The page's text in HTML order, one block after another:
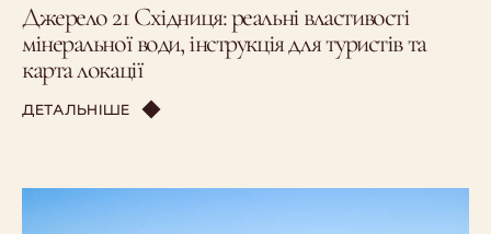
Джерело 21 Східниця: реальні властивості
мінеральної води, інструкція для туристів та
карта локації
ДЕТАЛЬНІШЕ